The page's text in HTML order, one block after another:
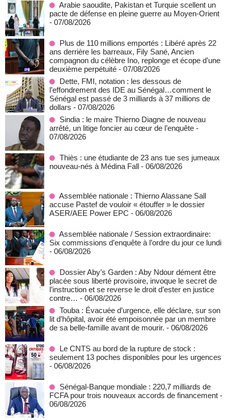
Arabie saoudite, Pakistan et Turquie scellent un
pacte de défense en pleine guerre au Moyen-Orient
- 07/08/2026
Plus de 110 millions emportés : Libéré après 22
ans derrière les barreaux, Fily Sané, Ancien
compagnon du célèbre Ino, replonge et écope d’une
deuxième perpétuité - 07/08/2026
Dette, FMI, notation : les dessous de
l’effondrement des IDE au Sénégal…comment le
Sénégal est passé de 3 milliards à 37 millions de
dollars - 07/08/2026
Sindia : le maire Thierno Diagne de nouveau
arrêté, un litige foncier au cœur de l’enquête -
07/08/2026
Thiès : une étudiante de 23 ans tue ses jumeaux
nouveau-nés à Médina Fall - 06/08/2026
Assemblée nationale : Thierno Alassane Sall
accuse Pastef de vouloir « étouffer » le dossier
ASER/AEE Power EPC - 06/08/2026
Assemblée nationale / Session extraordinaire:
Six commissions d’enquête à l’ordre du jour ce lundi
- 06/08/2026
Dossier Aby’s Garden : Aby Ndour dément être
placée sous liberté provisoire, invoque le secret de
l’instruction et se reverse le droit d’ester en justice
contre… - 06/08/2026
Touba : Évacuée d’urgence, elle déclare, sur son
lit d’hôpital, avoir été empoisonnée par un membre
de sa belle-famille avant de mourir. - 06/08/2026
Le CNTS au bord de la rupture de stock :
seulement 13 poches disponibles pour les urgences
- 06/08/2026
Sénégal-Banque mondiale : 220,7 milliards de
FCFA pour trois nouveaux accords de financement -
06/08/2026